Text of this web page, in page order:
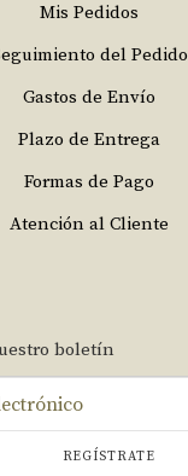
Mis Pedidos
del Pedido
Gastos de Envío
Plazo de Entrega
Formas de Pago
Atención al Cliente
boletín
REGÍSTRATE